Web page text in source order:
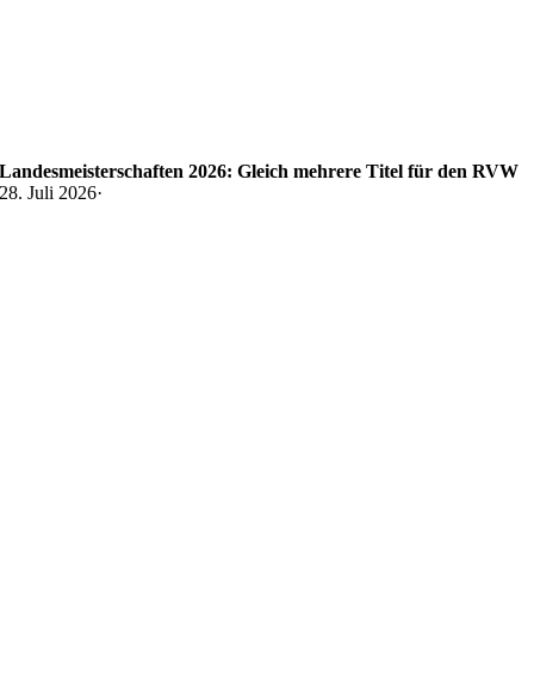
Landesmeisterschaften 2026: Gleich mehrere Titel für den RVW
28. Juli 2026·